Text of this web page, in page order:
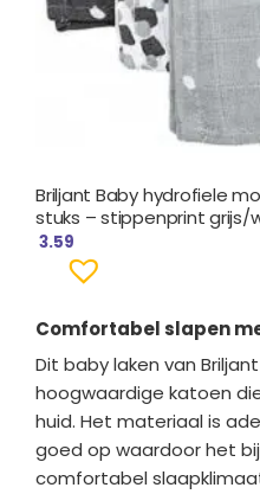
Briljant Baby hydrofiele
stuks – stippenprint grijs/
3.59
Comfortabel slapen
Dit baby laken van
hoogwaardige katoen
huid. Het materiaal is
goed op waardoor het
comfortabel